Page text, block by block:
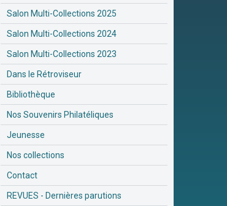
Salon Multi-Collections 2025
Salon Multi-Collections 2024
Salon Multi-Collections 2023
Dans le Rétroviseur
Bibliothèque
Nos Souvenirs Philatéliques
Jeunesse
Nos collections
Contact
REVUES - Dernières parutions